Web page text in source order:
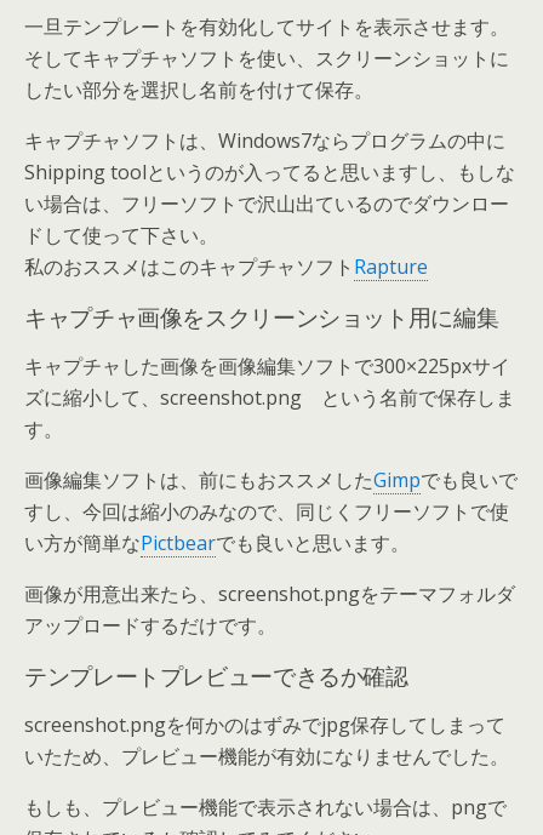
一旦テンプレートを有効化してサイトを表示させます。
そしてキャプチャソフトを使い、スクリーンショットに
したい部分を選択し名前を付けて保存。
キャプチャソフトは、Windows7ならプログラムの中に
Shipping toolというのが入ってると思いますし、もしな
い場合は、フリーソフトで沢山出ているのでダウンロー
ドして使って下さい。
私のおススメはこのキャプチャソフト Rapture
キャプチャ画像をスクリーンショット用に編集
キャプチャした画像を画像編集ソフトで300×225pxサイ
ズに縮小して、screenshot.png という名前で保存しま
す。
画像編集ソフトは、前にもおススメしたGimpでも良いで
すし、今回は縮小のみなので、同じくフリーソフトで使
い方が簡単なPictbearでも良いと思います。
画像が用意出来たら、screenshot.pngをテーマフォルダ
アップロードするだけです。
テンプレートプレビューできるか確認
screenshot.pngを何かのはずみでjpg保存してしまって
いたため、プレビュー機能が有効になりませんでした。
もしも、プレビュー機能で表示されない場合は、pngで